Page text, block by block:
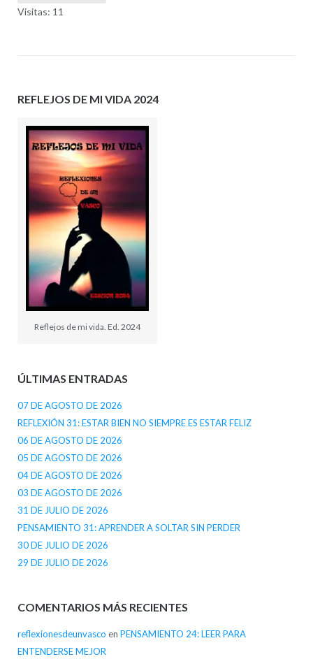
Visitas: 11
REFLEJOS DE MI VIDA 2024
Reflejos de mi vida. Ed. 2024
ÚLTIMAS ENTRADAS
07 DE AGOSTO DE 2026
REFLEXIÓN 31: ESTAR BIEN NO SIEMPRE ES ESTAR FELIZ
06 DE AGOSTO DE 2026
05 DE AGOSTO DE 2026
04 DE AGOSTO DE 2026
03 DE AGOSTO DE 2026
31 DE JULIO DE 2026
PENSAMIENTO 31: APRENDER A SOLTAR SIN PERDER
30 DE JULIO DE 2026
29 DE JULIO DE 2026
COMENTARIOS MÁS RECIENTES
reflexionesdeunvasco en PENSAMIENTO 24: LEER PARA
ENTENDERSE MEJOR